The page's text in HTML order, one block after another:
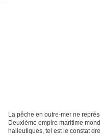
La pêche en outre-mer ne
Deuxième empire maritime
halieutiques, tel est le constat